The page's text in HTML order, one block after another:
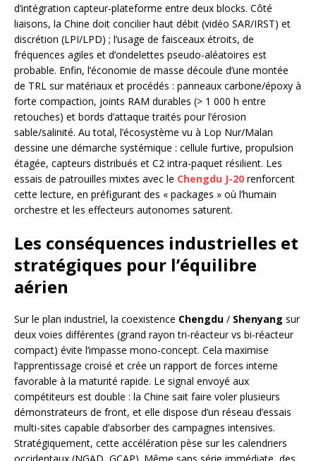
d’intégration capteur-plateforme entre deux blocks. Côté
liaisons, la Chine doit concilier haut débit (vidéo SAR/IRST) et
discrétion (LPI/LPD) ; l’usage de faisceaux étroits, de
fréquences agiles et d’ondelettes pseudo-aléatoires est
probable. Enfin, l’économie de masse découle d’une montée
de TRL sur matériaux et procédés : panneaux carbone/époxy à
forte compaction, joints RAM durables (> 1 000 h entre
retouches) et bords d’attaque traités pour l’érosion
sable/salinité. Au total, l’écosystème vu à Lop Nur/Malan
dessine une démarche systémique : cellule furtive, propulsion
étagée, capteurs distribués et C2 intra-paquet résilient. Les
essais de patrouilles mixtes avec le Chengdu J-20 renforcent
cette lecture, en préfigurant des « packages » où l’humain
orchestre et les effecteurs autonomes saturent.
Les conséquences industrielles et
stratégiques pour l’équilibre
aérien
Sur le plan industriel, la coexistence Chengdu / Shenyang sur
deux voies différentes (grand rayon tri-réacteur vs bi-réacteur
compact) évite l’impasse mono-concept. Cela maximise
l’apprentissage croisé et crée un rapport de forces interne
favorable à la maturité rapide. Le signal envoyé aux
compétiteurs est double : la Chine sait faire voler plusieurs
démonstrateurs de front, et elle dispose d’un réseau d’essais
multi-sites capable d’absorber des campagnes intensives.
Stratégiquement, cette accélération pèse sur les calendriers